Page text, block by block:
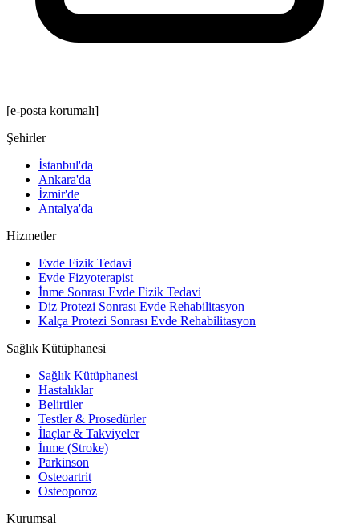
[e-posta korumalı]
Şehirler
İstanbul'da
Ankara'da
İzmir'de
Antalya'da
Hizmetler
Evde Fizik Tedavi
Evde Fizyoterapist
İnme Sonrası Evde Fizik Tedavi
Diz Protezi Sonrası Evde Rehabilitasyon
Kalça Protezi Sonrası Evde Rehabilitasyon
Sağlık Kütüphanesi
Sağlık Kütüphanesi
Hastalıklar
Belirtiler
Testler & Prosedürler
İlaçlar & Takviyeler
İnme (Stroke)
Parkinson
Osteoartrit
Osteoporoz
Kurumsal